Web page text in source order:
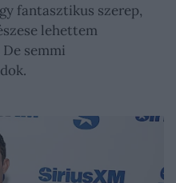
fantasztikus szerep,
lehettem
semmi